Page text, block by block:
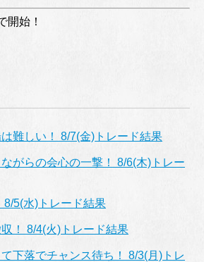
開始！
難しい！ 8/7(金)トレード結果
がらの会心の一撃！ 8/6(木)トレー
8/5(水)トレード結果
！ 8/4(火)トレード結果
下落でチャンス待ち！ 8/3(月)トレ